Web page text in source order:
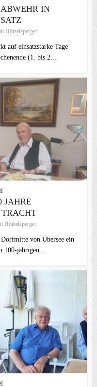
IN
Hötzelsperger
auf einsatzstarke Tage
(1. bis 2...
JAHRE
Hötzelsperger
von Übersee ein
100-jährigen...